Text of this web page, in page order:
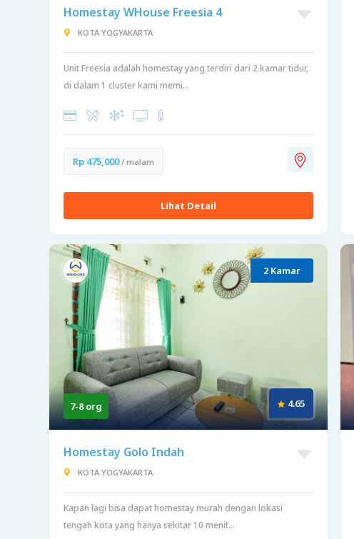
Homestay WHouse Freesia 4
KOTA YOGYAKARTA
Unit Freesia adalah homestay yang terdiri dari 2 kamar tidur,
di dalam 1 cluster kami memi...
Rp 475,000/ malam
Lihat Detail
2 Kamar
7-8 org 4.65
Homestay Golo Indah
KOTA YOGYAKARTA
Kapan lagi bisa dapat homestay murah dengan lokasi
tengah kota yang hanya sekitar 10 menit...